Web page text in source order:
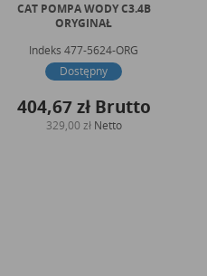
CAT POMPA WODY C3.4B
ORYGINAŁ
Indeks 477-5624-ORG
Dostępny
404,67 złBrutto
329,00 zł Netto